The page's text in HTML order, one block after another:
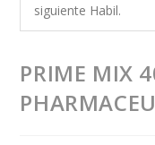
siguiente Habil.
PRIME MIX